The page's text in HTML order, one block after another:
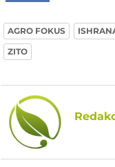
AGRO FOKUS
ZITO